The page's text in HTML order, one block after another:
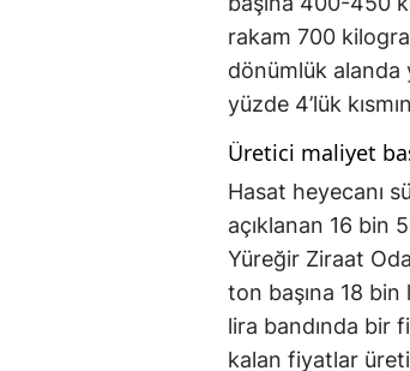
rakam 700
dönümlük alanda
yüzde 4’lük
Üretici maliyet
Hasat heyecanı
açıklanan 16 bin
Yüreğir Ziraat
ton başına 18
lira bandında bir
kalan fiyatlar